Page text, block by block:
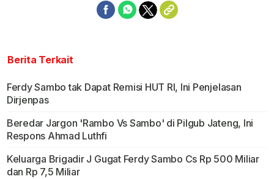
Berita Terkait
Ferdy Sambo tak Dapat Remisi HUT RI, Ini Penjelasan
Dirjenpas
Beredar Jargon 'Rambo Vs Sambo' di Pilgub Jateng, Ini
Respons Ahmad Luthfi
Keluarga Brigadir J Gugat Ferdy Sambo Cs Rp 500 Miliar
dan Rp 7,5 Miliar